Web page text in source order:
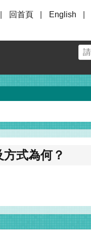
回首頁 English
式為何？